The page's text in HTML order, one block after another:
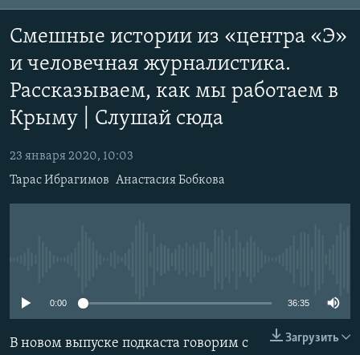
главной
навигации
поиску
11 ЛЕТ ОККУПАЦИИ КРЫМА. 11 ИСТОРИЙ СОПРОТИВЛЕНИЯ
ЕЩЕ
ИНТЕРАКТИВ
ИНФОГРАФИКА
ТЕЛЕПРОЕКТ КРЫМ.РЕАЛИИ
ПРОПАВШИЕ БЕЗ ВЕСТИ
ПОБЕДИТЕЛЕЙ НЕ СУДЯТ?
РАДІО СВОБОДА
КАК ОБОЙТИ БЛОКИРОВКУ
Українською
Qırımtatar
ПРИСОЕДИНЯЙТЕСЬ!
Все сайты RFE/RL
Смешные истории из «центра «Э»
и человечная журналистика.
Рассказываем, как мы работаем в
Крыму | Слушай сюда
23 января 2020, 10:03
Тарас Ибрагимов Анастасия Бобкова
0:00 36:35
Загрузить
В новом выпуске подкаста говорим с